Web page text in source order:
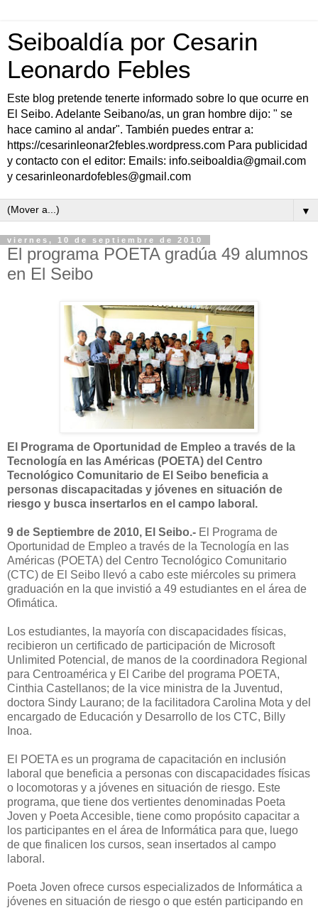
Seiboaldía por Cesarin
Leonardo Febles
Este blog pretende tenerte informado sobre lo que ocurre en
El Seibo. Adelante Seibano/as, un gran hombre dijo: " se
hace camino al andar". También puedes entrar a:
https://cesarinleonar2febles.wordpress.com Para publicidad
y contacto con el editor: Emails: info.seiboaldia@gmail.com
y cesarinleonardofebles@gmail.com
▼
viernes, 10 de septiembre de 2010
El programa POETA gradúa 49 alumnos
en El Seibo
El Programa de Oportunidad de Empleo a través de la
Tecnología en las Américas (POETA) del Centro
Tecnológico Comunitario de El Seibo beneficia a
personas discapacitadas y jóvenes en situación de
riesgo y busca insertarlos en el campo laboral.
9 de Septiembre de 2010, El Seibo.- El Programa de
Oportunidad de Empleo a través de la Tecnología en las
Américas (POETA) del Centro Tecnológico Comunitario
(CTC) de El Seibo llevó a cabo este miércoles su primera
graduación en la que invistió a 49 estudiantes en el área de
Ofimática.
Los estudiantes, la mayoría con discapacidades físicas,
recibieron un certificado de participación de Microsoft
Unlimited Potencial, de manos de la coordinadora Regional
para Centroamérica y El Caribe del programa POETA,
Cinthia Castellanos; de la vice ministra de la Juventud,
doctora Sindy Laurano; de la facilitadora Carolina Mota y del
encargado de Educación y Desarrollo de los CTC, Billy
Inoa.
El POETA es un programa de capacitación en inclusión
laboral que beneficia a personas con discapacidades físicas
o locomotoras y a jóvenes en situación de riesgo. Este
programa, que tiene dos vertientes denominadas Poeta
Joven y Poeta Accesible, tiene como propósito capacitar a
los participantes en el área de Informática para que, luego
de que finalicen los cursos, sean insertados al campo
laboral.
Poeta Joven ofrece cursos especializados de Informática a
jóvenes en situación de riesgo o que estén participando en